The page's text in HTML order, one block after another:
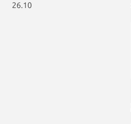
26.10